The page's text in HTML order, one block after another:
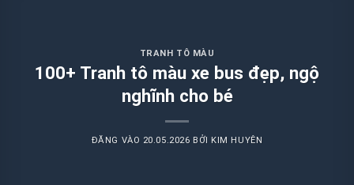
TRANH TÔ MÀU
100+ Tranh tô màu xe bus đẹp, ngộ
nghĩnh cho bé
ĐĂNG VÀO 20.05.2026 BỞI KIM HUYÊN